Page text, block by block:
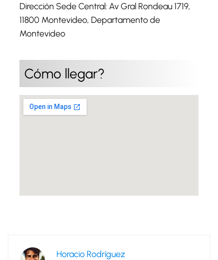
Dirección Sede Central: Av Gral Rondeau 1719,
11800 Montevideo, Departamento de
Montevideo
Cómo llegar?
Horacio Rodríguez